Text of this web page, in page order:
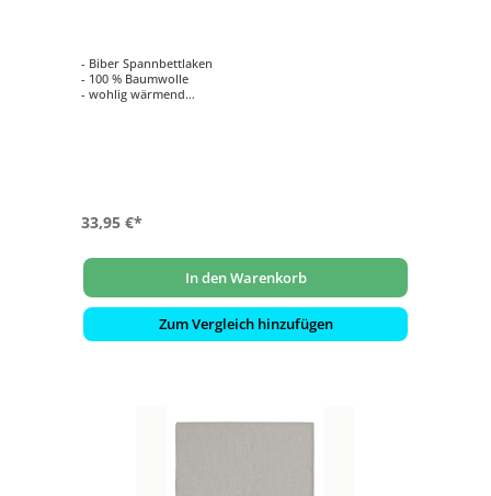
- Biber Spannbettlaken
- 100 % Baumwolle
- wohlig wärmend
33,95 €*
In den Warenkorb
Zum Vergleich hinzufügen